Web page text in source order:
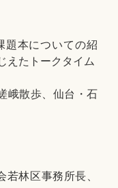
題本についての紹
えたトークタイム
散歩、仙台・石
林区事務所長、